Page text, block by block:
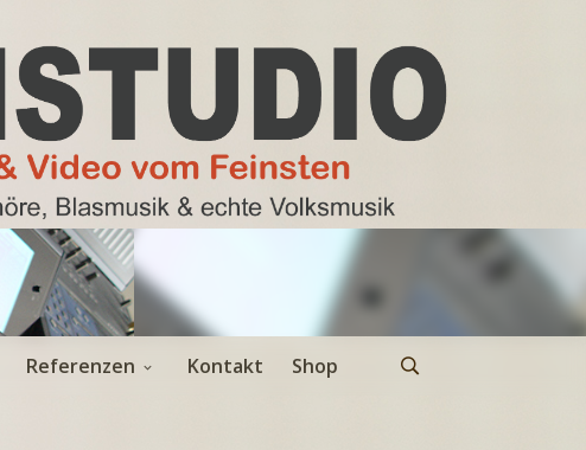
Referenzen Kontakt Shop